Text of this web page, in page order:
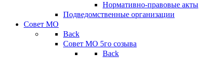
Нормативно-правовые акты
Подведомственные организации
Совет МО
Back
Совет МО 5го созыва
Back